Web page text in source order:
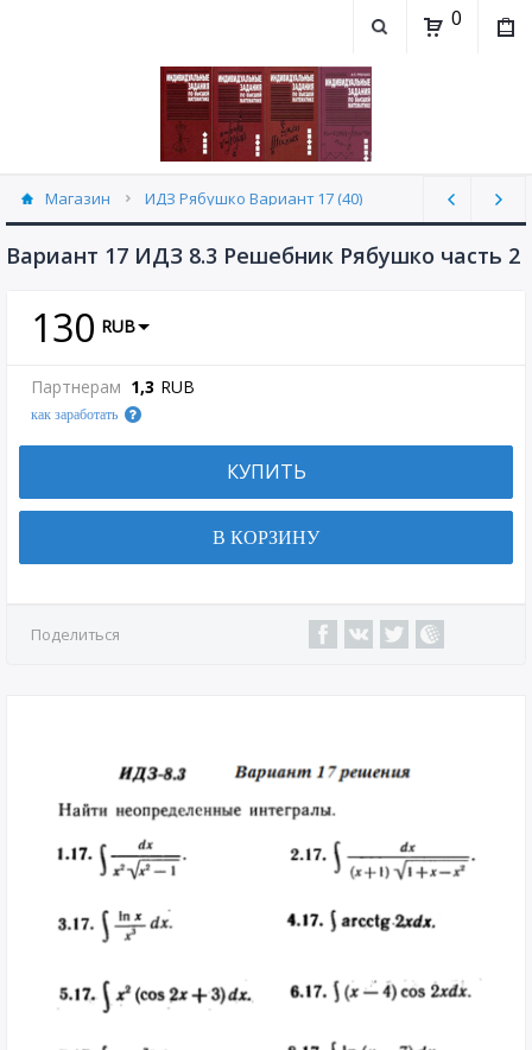
0
Магазин ИДЗ Рябушко Вариант 17 (40)
Вариант 17 ИДЗ 8.3 Решебник Рябушко часть 2
130 RUB
Партнерам 1,3 RUB
как заработать
КУПИТЬ
В КОРЗИНУ
Поделиться